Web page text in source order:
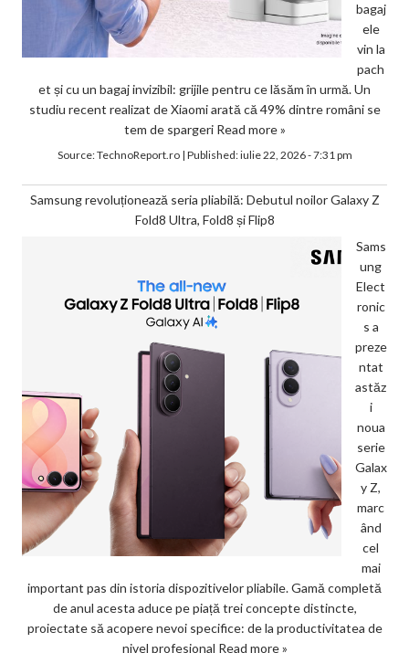
bagaj
ele
vin la
pach
et și cu un bagaj invizibil: grijile pentru ce lăsăm în urmă. Un
studiu recent realizat de Xiaomi arată că 49% dintre români se
tem de spargeri Read more »
Source:TechnoReport.ro| Published:iulie 22, 2026 - 7:31 pm
Samsung revoluționează seria pliabilă: Debutul noilor Galaxy Z
Fold8 Ultra, Fold8 și Flip8
Sams
ung
Elect
ronic
s a
preze
ntat
astăz
i
noua
serie
Galax
y Z,
marc
ând
cel
mai
important pas din istoria dispozitivelor pliabile. Gamă completă
de anul acesta aduce pe piață trei concepte distincte,
proiectate să acopere nevoi specifice: de la productivitatea de
nivel profesional Read more »